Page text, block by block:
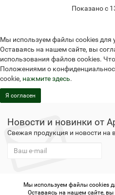
Показано с
Мы используем файлы cookies для
Оставаясь на нашем сайте, вы
использования файлов cookies.
Положениями о
cookie, нажмите здесь.
Я согласен
Новости и новинки от
Свежая продукция и новости на
Не является
Мы используем файлы cookies
Оставаясь на нашем сайте,